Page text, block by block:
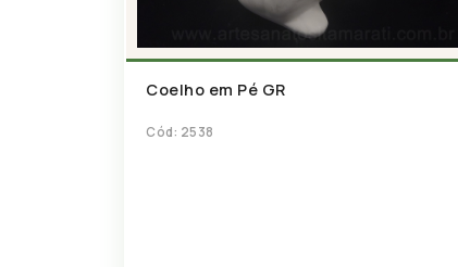
Coelho em Pé GR
Cód: 2538